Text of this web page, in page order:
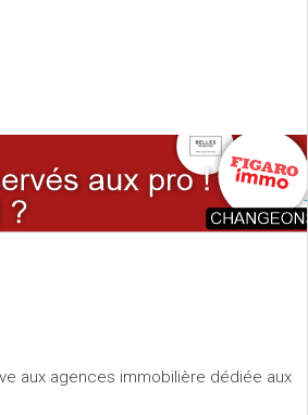
aux agences immobilière dédiée aux